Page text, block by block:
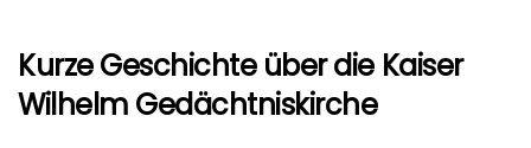
Kurze Geschichte über die Kaiser
Wilhelm Gedächtniskirche